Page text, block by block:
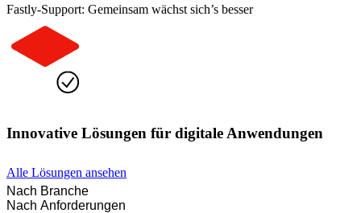
Fastly-Support: Gemeinsam wächst sich’s besser
Innovative Lösungen für digitale Anwendungen
Alle Lösungen ansehen
Nach Branche
Nach Anforderungen